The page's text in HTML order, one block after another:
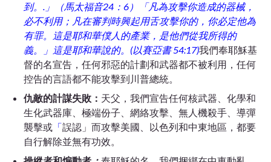
到。. 」 （馬太福音24：6 ） 「凡為攻擊你造成的器械，
必不利用；凡在審判時興起用舌攻擊你的，你必定他為
有罪。這是耶和華僕人的產業，是他們從我所得的
義。」這是耶和華說的。 (以賽亞書 54:17)我們奉耶穌基
督的名宣告，任何邪惡的計劃和武器都不被利用，任何
控告的言語都不能攻擊到川普總統。
仇敵的計謀失敗： 天父，我們宣告任何核武器、化學和
生化武器庫、極端份子、網絡攻擊、無人機殺手、導彈
襲擊或 「誤認」而攻擊美國、以色列和中東地區，都要
自行解除並無有功效。